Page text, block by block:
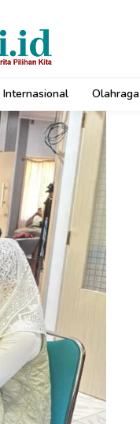
Internasional Olahraga